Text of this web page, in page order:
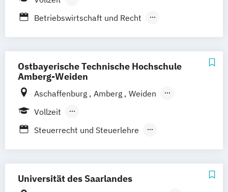
Berufsbegleitendes Präsenzstudium
Betriebswirtschaft und Recht
Ostbayerische Technische Hochschule
Amberg-Weiden
Aschaffenburg Amberg
Weiden
Regensburg
Vollzeit
Berufsbegleitendes Präsenzstudium
Steuerrecht und Steuerlehre
Universität des Saarlandes